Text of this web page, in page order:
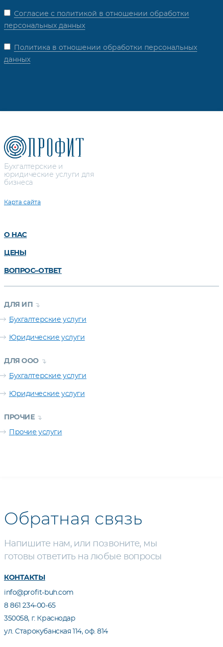
Согласие с политикой в отношении обработки
персональных данных
Политика в отношении обработки персональных
данных
Бухгалтерские и
юридические услуги для
бизнеса
Карта сайта
О НАС
ЦЕНЫ
ВОПРОС–ОТВЕТ
ДЛЯ ИП
Бухгалтерские услуги
Юридические услуги
ДЛЯ ООО
Бухгалтерские услуги
Юридические услуги
ПРОЧИЕ
Прочие услуги
Обратная связь
Напишите нам, или позвоните, мы
готовы ответить на любые вопросы
КОНТАКТЫ
info@profit-buh.com
8 861 234-00-65
350058, г. Краснодар
ул. Старокубанская 114, оф. 814